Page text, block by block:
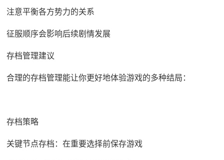
注意平衡各方势力的关系
征服顺序会影响后续剧情发展
存档管理建议
合理的存档管理能让你更好地体验游戏的多种结局：
存档策略
关键节点存档：在重要选择前保存游戏